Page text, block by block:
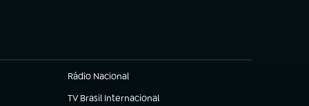
Rádio Nacional
TV Brasil Internacional
(abre em nova aba)